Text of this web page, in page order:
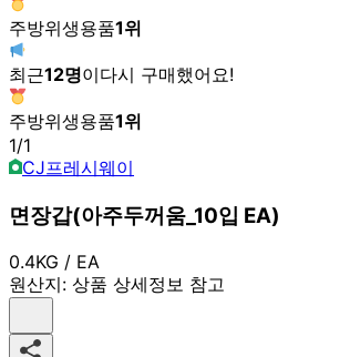
주방위생용품1위
최근12명이다시 구매했어요!
주방위생용품1위
1/1
CJ프레시웨이
면장갑(아주두꺼움_10입 EA)
0.4KG / EA
원산지: 상품 상세정보 참고